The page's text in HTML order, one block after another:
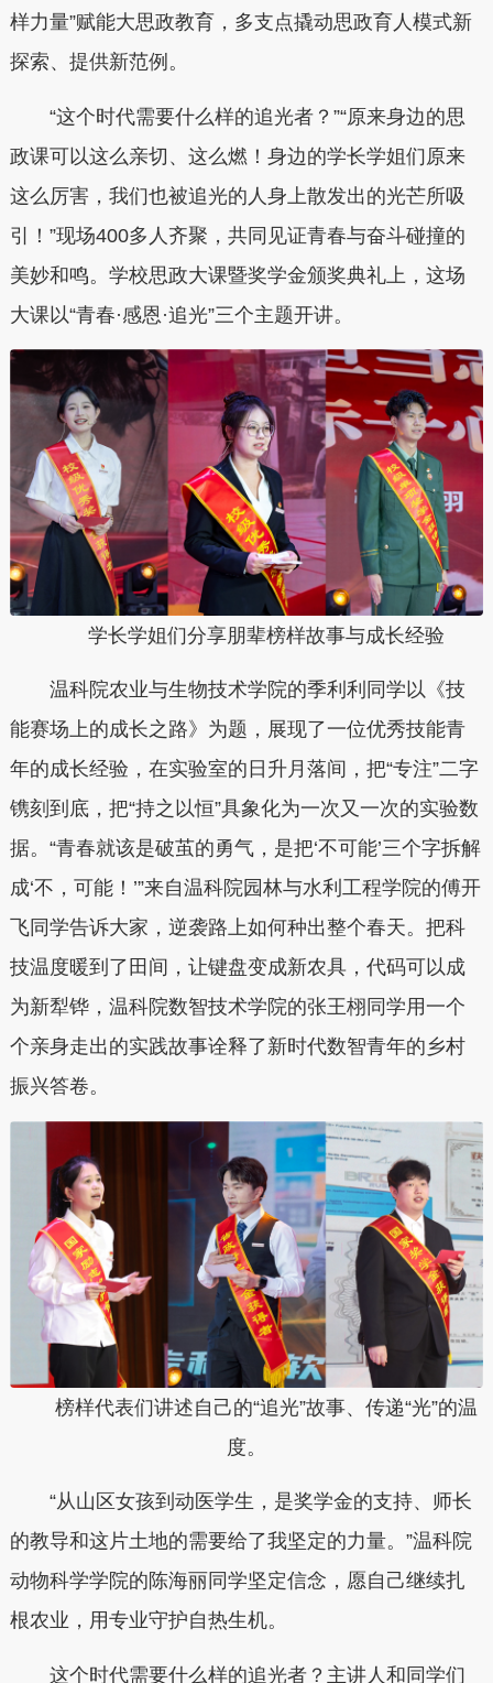
样力量”赋能大思政教育，多支点撬动思政育人模式新
探索、提供新范例。
“这个时代需要什么样的追光者？”“原来身边的思
政课可以这么亲切、这么燃！身边的学长学姐们原来
这么厉害，我们也被追光的人身上散发出的光芒所吸
引！”现场400多人齐聚，共同见证青春与奋斗碰撞的
美妙和鸣。学校思政大课暨奖学金颁奖典礼上，这场
大课以“青春·感恩·追光”三个主题开讲。
学长学姐们分享朋辈榜样故事与成长经验
温科院农业与生物技术学院的季利利同学以《技
能赛场上的成长之路》为题，展现了一位优秀技能青
年的成长经验，在实验室的日升月落间，把“专注”二字
镌刻到底，把“持之以恒”具象化为一次又一次的实验数
据。“青春就该是破茧的勇气，是把‘不可能’三个字拆解
成‘不，可能！’”来自温科院园林与水利工程学院的傅开
飞同学告诉大家，逆袭路上如何种出整个春天。把科
技温度暖到了田间，让键盘变成新农具，代码可以成
为新犁铧，温科院数智技术学院的张王栩同学用一个
个亲身走出的实践故事诠释了新时代数智青年的乡村
振兴答卷。
榜样代表们讲述自己的“追光”故事、传递“光”的温
度。
“从山区女孩到动医学生，是奖学金的支持、师长
的教导和这片土地的需要给了我坚定的力量。”温科院
动物科学学院的陈海丽同学坚定信念，愿自己继续扎
根农业，用专业守护自热生机。
这个时代需要什么样的追光者？主讲人和同学们